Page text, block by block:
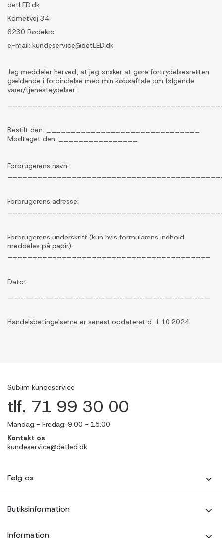
detLED.dk
Kometvej 34
6230 Rødekro
e-mail: kundeservice@detLED.dk
Jeg meddeler herved, at jeg ønsker at gøre fortrydelsesretten
gældende i forbindelse med min købsaftale om følgende
varer/tjenesteydelser:
Bestilt den: _______________________________
Modtaget den: ________________
Forbrugerens navn:
Forbrugerens adresse:
Forbrugerens underskrift (kun hvis formularens indhold
meddeles på papir):
Dato:
Handelsbetingelserne er senest opdateret d. 1.10.2024
Sublim kundeservice
tlf. 71 99 30 00
Mandag - Fredag: 9.00 - 15.00
Kontakt os
kundeservice@detled.dk
Følg os
Butiksinformation
Information